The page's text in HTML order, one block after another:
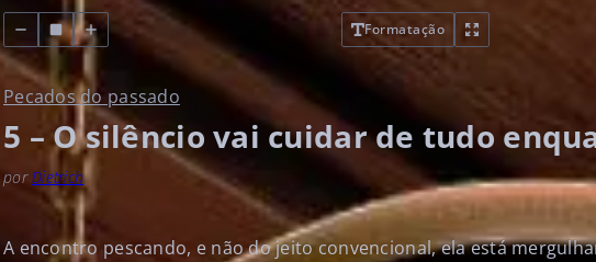
Formatação
Pecados do passado
5 – O silêncio vai cuidar de tudo
porDietrich
A encontro pescando, e não do jeito convencional, ela está